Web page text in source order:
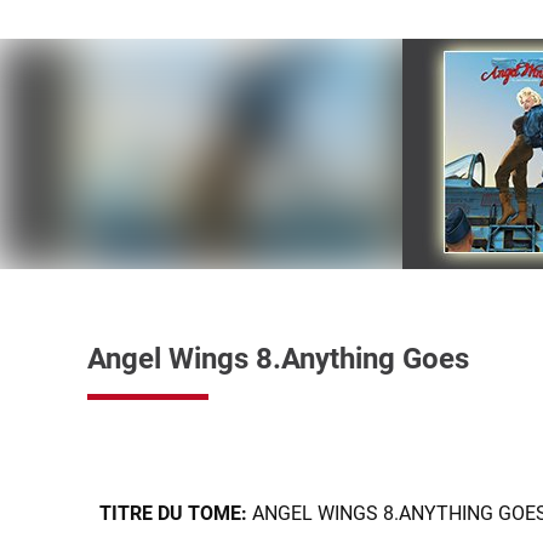
Angel Wings 8.Anything Goes
TITRE DU TOME: ANGEL WINGS 8.ANYTHING